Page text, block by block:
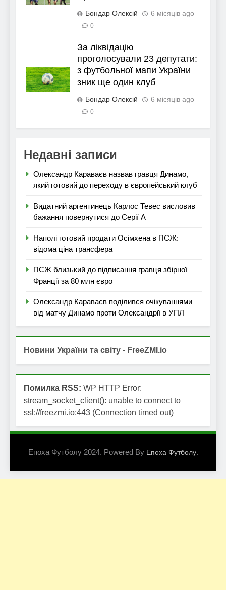
Бондар Олексій 6 місяців ago
0
За ліквідацію
проголосували 23 депутати:
з футбольної мапи України
зник ще один клуб
Бондар Олексій 6 місяців ago
0
Недавні записи
Олександр Караваєв назвав гравця Динамо,
який готовий до переходу в європейський клуб
Видатний аргентинець Карлос Тевес висловив
бажання повернутися до Серії А
Наполі готовий продати Осімхена в ПСЖ:
відома ціна трансфера
ПСЖ близький до підписання гравця збірної
Франції за 80 млн євро
Олександр Караваєв поділився очікуваннями
від матчу Динамо проти Олександрії в УПЛ
Новини України та світу - FreeZMI.io
Помилка RSS: WP HTTP Error:
stream_socket_client(): unable to connect to
ssl://freezmi.io:443 (Connection timed out)
Епоха Футболу 2024. Powered By Епоха Футболу.